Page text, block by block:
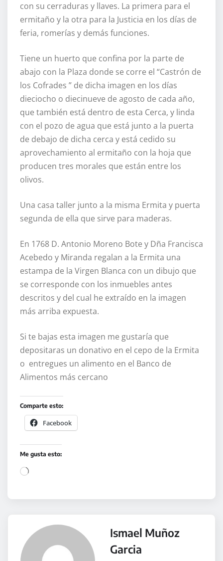
con su cerraduras y llaves. La primera para el
ermitaño y la otra para la Justicia en los días de
feria, romerías y demás funciones.
Tiene un huerto que confina por la parte de
abajo con la Plaza donde se corre el “Castrón de
los Cofrades ” de dicha imagen en los días
dieciocho o diecinueve de agosto de cada año,
que también está dentro de esta Cerca, y linda
con el pozo de agua que está junto a la puerta
de debajo de dicha cerca y está cedido su
aprovechamiento al ermitaño con la hoja que
producen tres morales que están entre los
olivos.
Una casa taller junto a la misma Ermita y puerta
segunda de ella que sirve para maderas.
En 1768 D. Antonio Moreno Bote y Dña Francisca
Acebedo y Miranda regalan a la Ermita una
estampa de la Virgen Blanca con un dibujo que
se corresponde con los inmuebles antes
descritos y del cual he extraído en la imagen
más arriba expuesta.
Si te bajas esta imagen me gustaría que
depositaras un donativo en el cepo de la Ermita
o entregues un alimento en el Banco de
Alimentos más cercano
Comparte esto:
Facebook
Me gusta esto:
C
r
n
Ismael Muñoz
Garcia